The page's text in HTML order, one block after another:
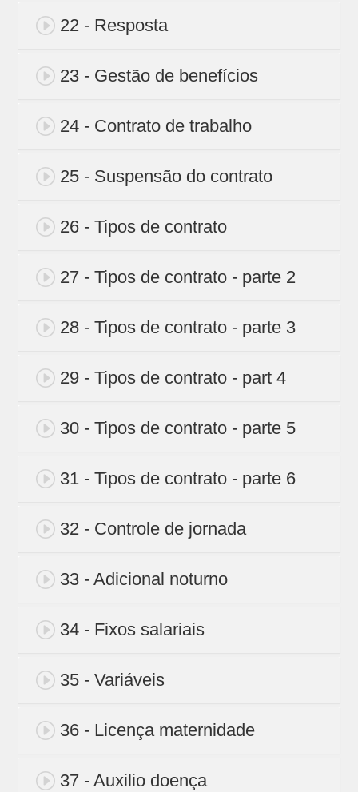
22 - Resposta
23 - Gestão de benefícios
24 - Contrato de trabalho
25 - Suspensão do contrato
26 - Tipos de contrato
27 - Tipos de contrato - parte 2
28 - Tipos de contrato - parte 3
29 - Tipos de contrato - part 4
30 - Tipos de contrato - parte 5
31 - Tipos de contrato - parte 6
32 - Controle de jornada
33 - Adicional noturno
34 - Fixos salariais
35 - Variáveis
36 - Licença maternidade
37 - Auxilio doença